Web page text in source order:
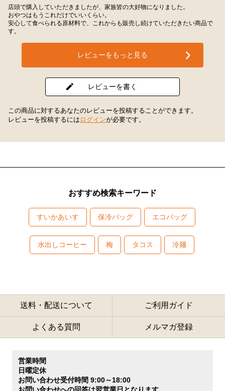
店頭で購入していただきましたが、家族皆の大好物になりました。
おやつはもうこれだけでいいくらい。
安心して食べられる原材料で、これからも販売し続けていただきたい商品で
す。
レビューをもっと見る
レビューを書く
この商品に対するあなたのレビューを投稿することができます。
レビューを投稿するには ログインが必要です。
おすすめ検索キーワード
すいかあいす 保冷バッグ エコバッグ
水出しコーヒー 梅 タコス 冷麺
送料・配送について ご利用ガイド
よくある質問 メルマガ登録
営業時間
日曜定休
お問い合わせ受付時間 9:00～18:00
お問い合わせへの回答は翌営業日となります。